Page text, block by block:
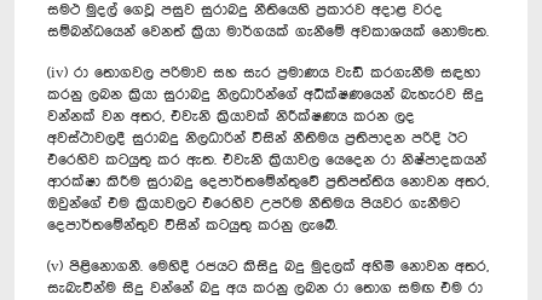
සමථ මුදල් ගෙවූ පසුව සුරාබදු නීතියෙහි ප්‍රකාරව අදාළ වරද
සම්බන්ධයෙන් වෙනත් ක්‍රියා මාර්ගයක් ගැනීමේ අවකාශයක් නොමැත.
(iv) රා ‍තොගවල පරිමාව සහ සැර ප්‍රමාණය වැඩි කරගැනීම සඳහා
කරනු ලබන ක්‍රියා සුරාබදු නිලධාරින්ගේ අධීක්ෂණයෙන් බැහැරව සිදු
වන්නක් වන අතර, එවැනි ක්‍රියාවක් නිරීක්ෂණය කරන ලද
අවස්ථාවලදී සුරාබදු නිලධාරින් විසින් නීතිමය ප්‍රතිපාදන පරිදි ඊට
එරෙහිව කටයුතු කර ඇත. එවැනි ක්‍රියාවල යෙදෙන රා නිෂ්පාදකයන්
ආරක්ෂා කිරීම සුරාබදු දෙපාර්තමේන්තුවේ ප්‍රතිපත්තිය නොවන අතර,
ඔවුන්ගේ එම ක්‍රියාවලට එරෙහිව උපරිම නීතිමය පියවර ගැනීමට
දෙපාර්තමේන්තුව විසින් කටයුතු කරනු ලැබේ.
(v) පිළිනොගනී. මෙහිදී රජයට කිසිදු බදු මුදලක් අහිමි නොවන අතර,
සැබැවින්ම සිදු වන්නේ බදු අය කරනු ලබන රා තොග සමඟ එම රා